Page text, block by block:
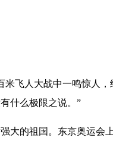
人大战中一鸣惊人，
什么极限之说。”
的祖国。东京奥运会